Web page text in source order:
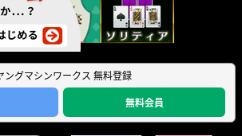
ングマシンワークス 無料登録
無料会員